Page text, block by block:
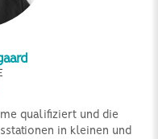
qualifiziert und die
in kleinen und